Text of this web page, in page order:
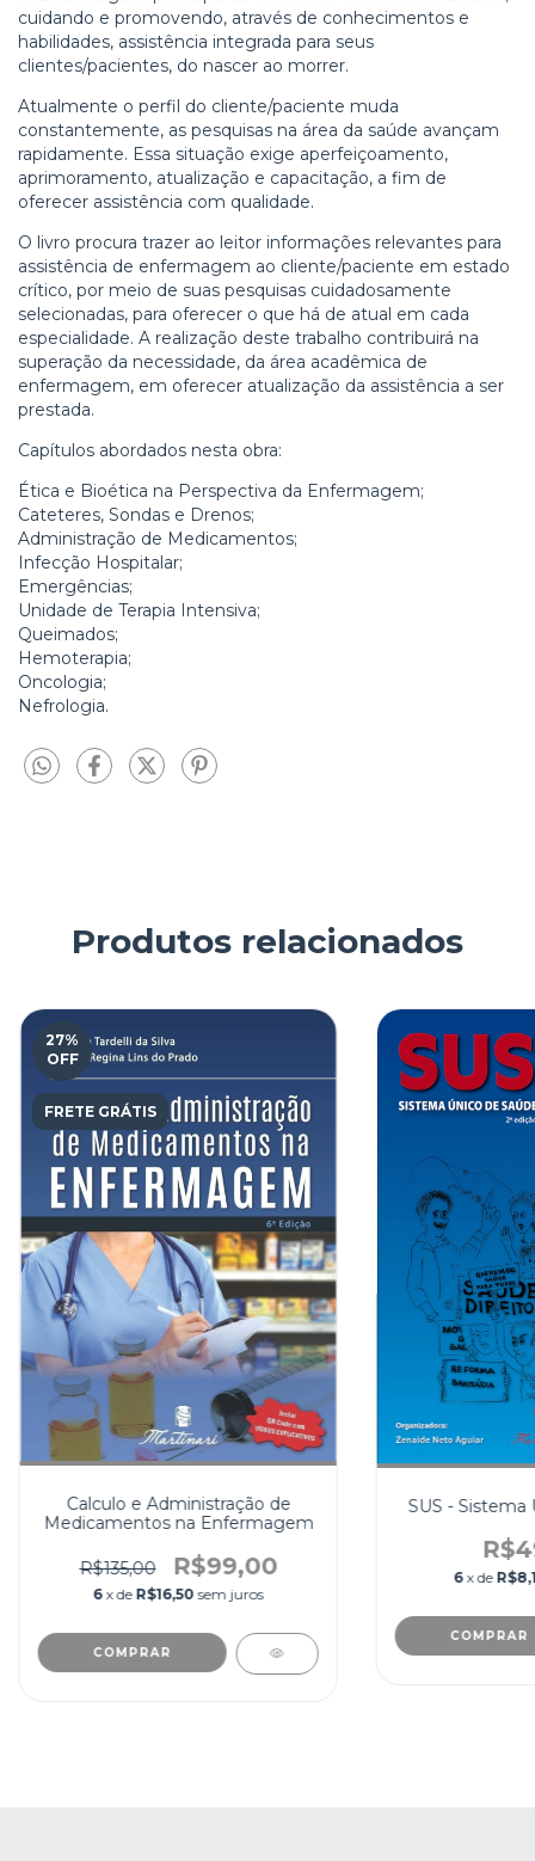
cuidando e promovendo, através de conhecimentos e
habilidades, assistência integrada para seus
clientes/pacientes, do nascer ao morrer.
Atualmente o perfil do cliente/paciente muda
constantemente, as pesquisas na área da saúde avançam
rapidamente. Essa situação exige aperfeiçoamento,
aprimoramento, atualização e capacitação, a fim de
oferecer assistência com qualidade.
O livro procura trazer ao leitor informações relevantes para
assistência de enfermagem ao cliente/paciente em estado
crítico, por meio de suas pesquisas cuidadosamente
selecionadas, para oferecer o que há de atual em cada
especialidade. A realização deste trabalho contribuirá na
superação da necessidade, da área acadêmica de
enfermagem, em oferecer atualização da assistência a ser
prestada.
Capítulos abordados nesta obra:
Ética e Bioética na Perspectiva da Enfermagem;
Cateteres, Sondas e Drenos;
Administração de Medicamentos;
Infecção Hospitalar;
Emergências;
Unidade de Terapia Intensiva;
Queimados;
Hemoterapia;
Oncologia;
Nefrologia.
Produtos relacionados
27%
OFF
FRETE GRÁTIS
Calculo e Administração de
Medicamentos na Enfermagem
R$135,00 R$99,00
6 x de R$16,50 sem juros
SUS - Sistema
6 x de